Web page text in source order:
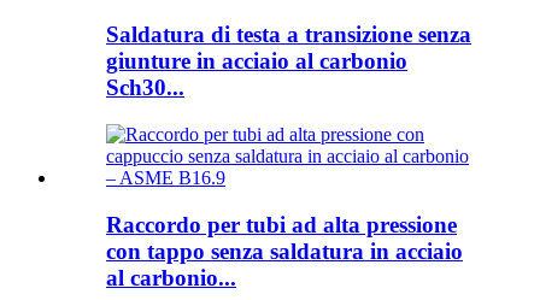
Saldatura di testa a transizione senza
giunture in acciaio al carbonio
Sch30...
Raccordo per tubi ad alta pressione
con tappo senza saldatura in acciaio
al carbonio...